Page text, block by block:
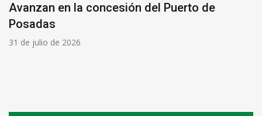
Avanzan en la concesión del Puerto de
Posadas
31 de julio de 2026